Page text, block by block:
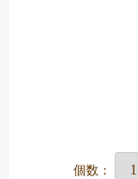
個数：